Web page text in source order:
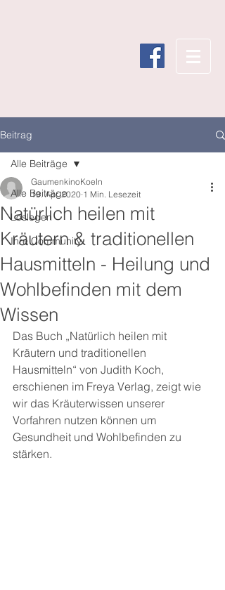
Beitrag
Alle Beiträge
Loslegen
Ihre Community
Alle Beiträge
Natürlich heilen mit
Kräutern & traditionellen
Hausmitteln - Heilung und
Wohlbefinden mit dem
Wissen
GaumenkinoKoeln
19. Apr. 2020 1 Min. Lesezeit
Das Buch „Natürlich heilen mit
Kräutern und traditionellen
Hausmitteln“ von Judith Koch,
erschienen im Freya Verlag, zeigt wie
wir das Kräuterwissen unserer
Vorfahren nutzen können um
Gesundheit und Wohlbefinden zu
stärken.